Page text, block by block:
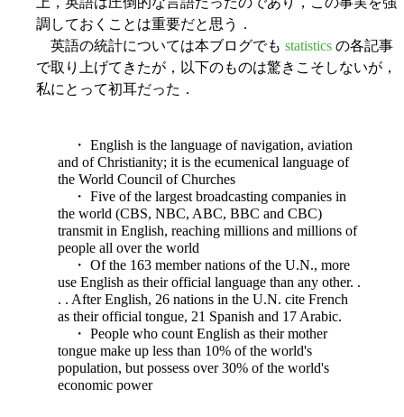
調しておくことは重要だと思う．
英語の統計については本ブログでも statistics の各記事
で取り上げてきたが，以下のものは驚きこそしないが，
私にとって初耳だった．
・ English is the language of navigation, aviation
and of Christianity; it is the ecumenical language of
the World Council of Churches
・ Five of the largest broadcasting companies in
the world (CBS, NBC, ABC, BBC and CBC)
transmit in English, reaching millions and millions of
people all over the world
・ Of the 163 member nations of the U.N., more
use English as their official language than any other. .
. . After English, 26 nations in the U.N. cite French
as their official tongue, 21 Spanish and 17 Arabic.
・ People who count English as their mother
tongue make up less than 10% of the world's
population, but possess over 30% of the world's
economic power